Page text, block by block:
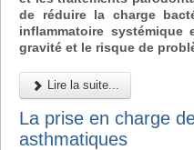
de réduire la charge
inflammatoire
gravité et le risque de
Lire la suite...
La prise en charge
asthmatiques